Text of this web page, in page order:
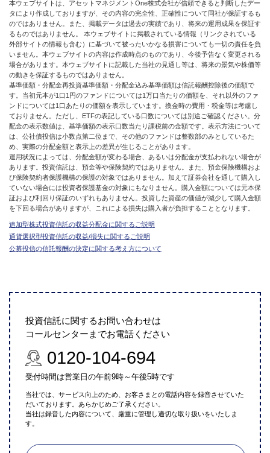
本ウェブサイトは、アセットマネジメントOne株式会社が信頼できると判断したデー
タにより作成しておりますが、その内容の完全性、正確性について同社が保証するも
のではありません。また、掲載データは過去の実績であり、将来の運用成果を保証す
るものではありません。 本ウェブサイトに掲載されている情報（リンクされている
外部サイトの情報も含む）に基づいて被ったいかなる損害についても一切の責任を負
いません。本ウェブサイトの内容は作成時点のものであり、今後予告なく変更される
場合があります。本ウェブサイトに記載した当社の見通し等は、将来の景気や株価等
の動きを保証するものではありません。
基準価額・分配金再投資基準価額・分配金込み基準価額は信託報酬控除後の価額で
す。当初元本が1口1円のファンドについては1万口当たりの価額を、それ以外のファ
ンドについては1口あたりの価額を表示しています。換金時の費用・税金等は考慮し
ておりません。ただし、ETFの表記している口数については別途ご確認ください。分
配金の表示数値は、基準価額の表示口数当たり課税前の金額です。表示方法について
は、公社債投信は小数点第二位まで、その他のファンドは整数部のみとしているた
め、実際の分配金額と表示上の差異が生じることがあります。
運用状況によっては、分配金額が変わる場合、あるいは分配金が支払われない場合が
あります。投資信託は、預金等や保険契約ではありません。また、預金保険機構およ
び保険契約者保護機構の保護の対象ではありません。加えて証券会社を通して購入し
ていない場合には投資者保護基金の対象にもなりません。購入金額については元本保
証および利回り保証のいずれもありません。投資した資産の価値が減少して購入金額
を下回る場合がありますが、これによる損失は購入者が負担することとなります。
追加型株式投資信託の収益分配金に関するご説明
通貨選択型投資信託の収益/損失に関するご説明
公募投信の信託報酬の決定に関する考え方について
投資信託に関するお問い合わせは
コールセンターまでお電話ください
0120-104-694
受付時間は営業日の午前9時～午後5時です
当社では、サービス向上のため、お客さまとの電話内容を録音させていた
だいております。あらかじめご了承ください。
当社は録音した内容について、厳重に管理し適切な取り扱いをいたしま
す。